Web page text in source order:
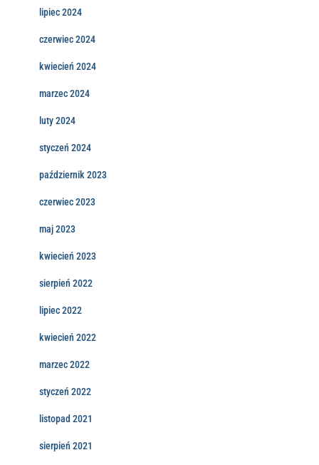
lipiec 2024
czerwiec 2024
kwiecień 2024
marzec 2024
luty 2024
styczeń 2024
październik 2023
czerwiec 2023
maj 2023
kwiecień 2023
sierpień 2022
lipiec 2022
kwiecień 2022
marzec 2022
styczeń 2022
listopad 2021
sierpień 2021